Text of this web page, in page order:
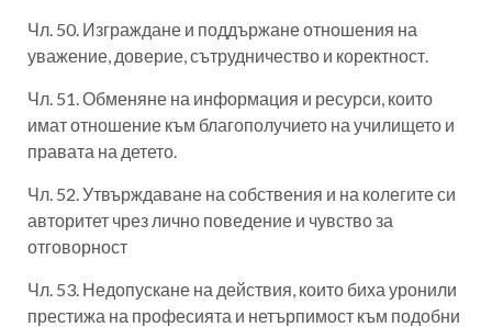
Чл. 50. Изграждане и поддържане отношения на
уважение, доверие, сътрудничество и коректност.
Чл. 51. Обменяне на информация и ресурси, които
имат отношение към благополучието на училището и
правата на детето.
Чл. 52. Утвърждаване на собствения и на колегите си
авторитет чрез лично поведение и чувство за
отговорност
Чл. 53. Недопускане на действия, които биха уронили
престижа на професията и нетърпимост към подобни